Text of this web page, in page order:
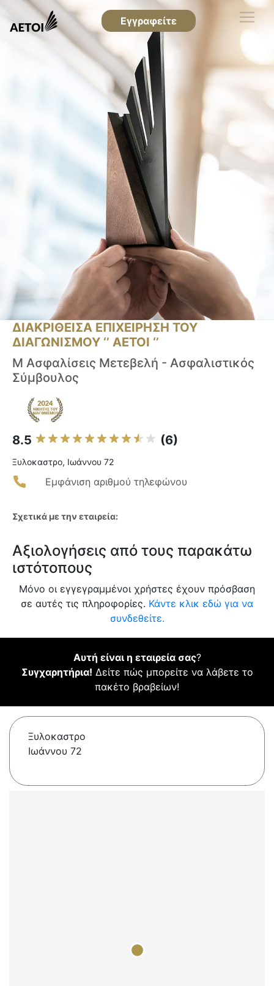
Εγγραφείτε
ΔΙΑΚΡΙΘΕΙΣΑ ΕΠΙΧΕΙΡΗΣΗ ΤΟΥ
ΔΙΑΓΩΝΙΣΜΟΥ ‘’ ΑΕΤΟΙ ‘’
Μ Ασφαλίσεις Μετεβελή - Ασφαλιστικός
Σύμβουλος
8.5 (6)
Ξυλοκαστρο, Ιωάννου 72
Εμφάνιση αριθμού τηλεφώνου
Σχετικά με την εταιρεία:
Αξιολογήσεις από τους παρακάτω
ιστότοπους
Μόνο οι εγγεγραμμένοι χρήστες έχουν πρόσβαση
σε αυτές τις πληροφορίες. Κάντε κλικ εδώ για να
συνδεθείτε.
Αυτή είναι η εταιρεία σας?
Συγχαρητήρια! Δείτε πώς μπορείτε να λάβετε το
πακέτο βραβείων!
Ξυλοκαστρο
Ιωάννου 72